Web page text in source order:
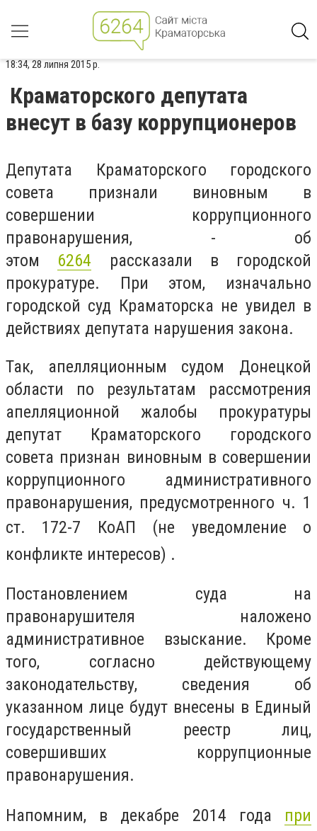
18:34, 28 липня 2015 р.
Краматорского депутата
внесут в базу коррупционеров
Депутата Краматорского городского
совета признали виновным в
совершении коррупционного
правонарушения, - об
этом 6264 рассказали в городской
прокуратуре. При этом, изначально
городской суд Краматорска не увидел в
действиях депутата нарушения закона.
Так, апелляционным судом Донецкой
области по результатам рассмотрения
апелляционной жалобы прокуратуры
депутат Краматорского городского
совета признан виновным в совершении
коррупционного административного
правонарушения, предусмотренного ч. 1
ст. 172-7 КоАП (не уведомление о
конфликте интересов) .
Постановлением суда на
правонарушителя наложено
административное взыскание. Кроме
того, согласно действующему
законодательству, сведения об
указанном лице будут внесены в Единый
государственный реестр лиц,
совершивших коррупционные
правонарушения.
Напомним, в декабре 2014 года при